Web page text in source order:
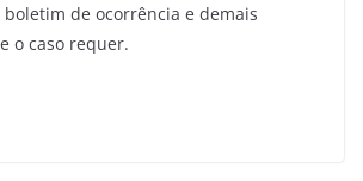
de ocorrência e demais
o caso requer.